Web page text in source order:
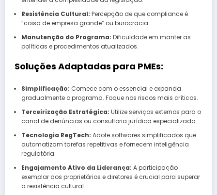
Resistência Cultural: Percepção de que compliance é
“coisa de empresa grande” ou burocracia.
Manutenção do Programa: Dificuldade em manter as
políticas e procedimentos atualizados.
Soluções Adaptadas para PMEs:
Simplificação: Comece com o essencial e expanda
gradualmente o programa. Foque nos riscos mais críticos.
Terceirização Estratégica: Utilize serviços externos para o
canal de denúncias ou consultoria jurídica especializada.
Tecnologia RegTech: Adote softwares simplificados que
automatizam tarefas repetitivas e fornecem inteligência
regulatória.
Engajamento Ativo da Liderança: A participação
exemplar dos proprietários e diretores é crucial para superar
a resistência cultural.